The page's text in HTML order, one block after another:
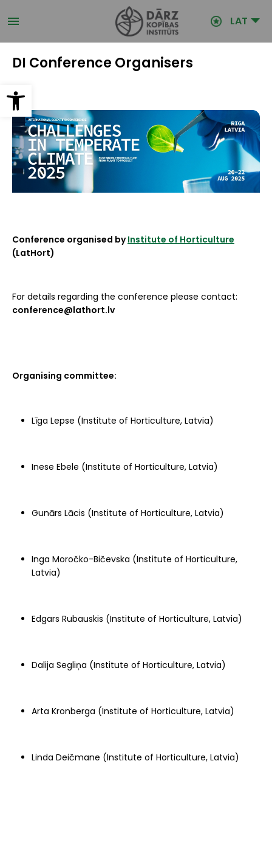
Open toolbar
uz
galveno LAT
DI Conference Organisers
Conference organised byInstitute of Horticulture
(LatHort)
For details regarding the conference please contact:
conference@lathort.lv
Organising committee:
Līga Lepse (Institute of Horticulture, Latvia)
Inese Ebele (Institute of Horticulture, Latvia)
Gunārs Lācis (Institute of Horticulture, Latvia)
Inga Moročko-Bičevska (Institute of Horticulture,
Latvia)
Edgars Rubauskis (Institute of Horticulture, Latvia)
Dalija Segliņa (Institute of Horticulture, Latvia)
Arta Kronberga (Institute of Horticulture, Latvia)
Linda Deičmane (Institute of Horticulture, Latvia)